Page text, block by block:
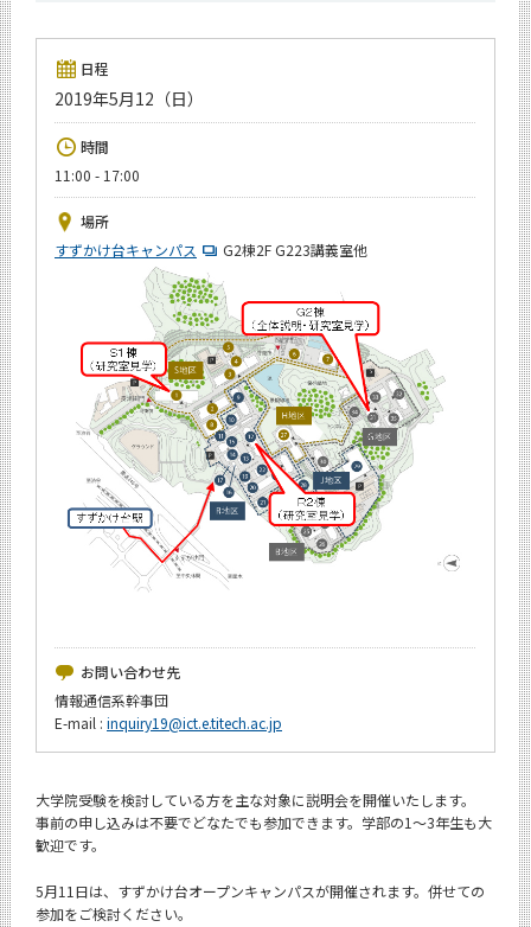
日程
2019年5月12（日）
時間
11:00 - 17:00
場所
すずかけ台キャンパス
G2棟2F G223講義室他
お問い合わせ先
情報通信系幹事団
E-mail : inquiry19@ict.e.titech.ac.jp
大学院受験を検討している方を主な対象に説明会を開催いたします。
事前の申し込みは不要でどなたでも参加できます。学部の1～3年生も大
歓迎です。
5月11日は、すずかけ台オープンキャンパスが開催されます。併せての
参加をご検討ください。
Admissions
情報通信系 News
News
イベントカレンダー
Event Calendar
今後のイベント
今後の課程別イベント
年別アーカイブ
サイト構成
学内向け情報